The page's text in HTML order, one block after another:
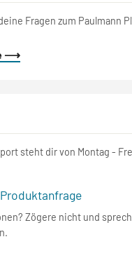
Fragen zum Paulmann
⟶
steht dir von Montag -
Produktanfrage
Zögere nicht und